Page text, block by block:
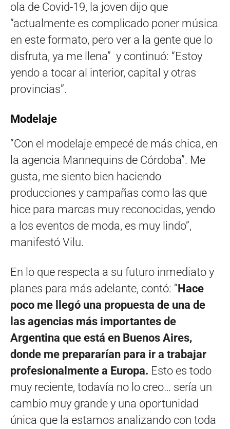
ola de Covid-19, la joven dijo que
“actualmente es complicado poner música
en este formato, pero ver a la gente que lo
disfruta, ya me llena” y continuó: “Estoy
yendo a tocar al interior, capital y otras
provincias”.
Modelaje
“Con el modelaje empecé de más chica, en
la agencia Mannequins de Córdoba”. Me
gusta, me siento bien haciendo
producciones y campañas como las que
hice para marcas muy reconocidas, yendo
a los eventos de moda, es muy lindo”,
manifestó Vilu.
En lo que respecta a su futuro inmediato y
planes para más adelante, contó: “Hace
poco me llegó una propuesta de una de
las agencias más importantes de
Argentina que está en Buenos Aires,
donde me prepararían para ir a trabajar
profesionalmente a Europa. Esto es todo
muy reciente, todavía no lo creo… sería un
cambio muy grande y una oportunidad
única que la estamos analizando con toda